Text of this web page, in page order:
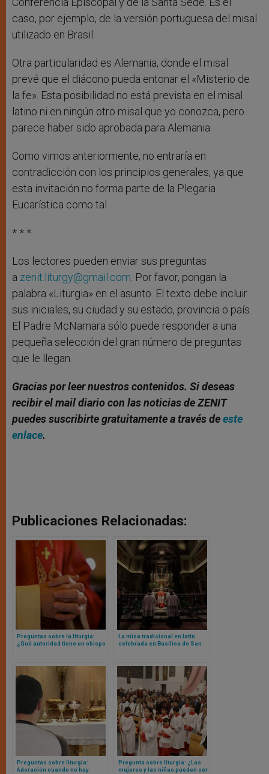
caso, por ejemplo, de la versión portuguesa del misal
utilizado en Brasil.
Otra particularidad es Alemania, donde el misal
prevé que el diácono pueda entonar el «Misterio de
la fe». Esta posibilidad no está prevista en el misal
latino ni en ningún otro misal que yo conozca, pero
parece haber sido aprobada para Alemania.
Como vimos anteriormente, no entraría en
contradicción con los principios generales, ya que
esta invitación no forma parte de la Plegaria
Eucarística como tal.
* * *
Los lectores pueden enviar sus preguntas
a zenit.liturgy@gmail.com . Por favor, pongan la
palabra «Liturgia» en el asunto. El texto debe incluir
sus iniciales, su ciudad y su estado, provincia o país.
El Padre McNamara sólo puede responder a una
pequeña selección del gran número de preguntas
que le llegan.
Gracias por leer nuestros contenidos. Si deseas
recibir el mail diario con las noticias de ZENIT
puedes suscribirte gratuitamente a través deeste
enlace.
Publicaciones Relacionadas:
Preguntas sobre la liturgia:
¿Qué autoridad tiene un obispo
La misa tradicional en latín
celebrada en Basílica de San
León XIV
Preguntas sobre liturgia:
Adoración cuando no hay
Pregunta sobre liturgia: ¿Las
mujeres y las niñas pueden ser